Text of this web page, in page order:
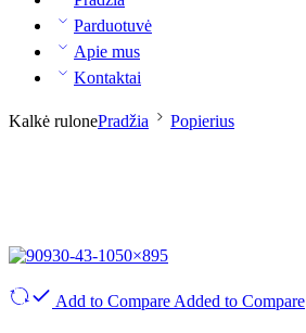
Parduotuvė
Apie mus
Kontaktai
Kalkė rulonePradžia Popierius
Add to Compare Added to Compare